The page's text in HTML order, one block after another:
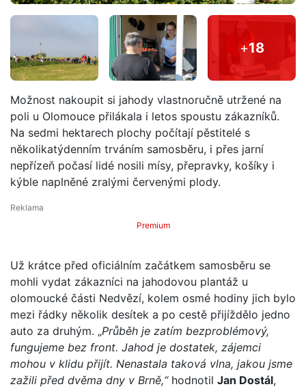
+18
Možnost nakoupit si jahody vlastnoručně utržené na
poli u Olomouce přilákala i letos spoustu zákazníků.
Na sedmi hektarech plochy počítají pěstitelé s
několikatýdenním trváním samosběru, i přes jarní
nepřízeň počasí lidé nosili mísy, přepravky, košíky i
kýble naplněné zralými červenými plody.
Premium
Už krátce před oficiálním začátkem samosběru se
mohli vydat zákazníci na jahodovou plantáž u
olomoucké části Nedvězí, kolem osmé hodiny jich bylo
mezi řádky několik desítek a po cestě přijíždělo jedno
auto za druhým. „Průběh je zatím bezproblémový,
fungujeme bez front. Jahod je dostatek, zájemci
mohou v klidu přijít. Nenastala taková vlna, jakou jsme
zažili před dvěma dny v Brně,“hodnotil Jan Dostál,